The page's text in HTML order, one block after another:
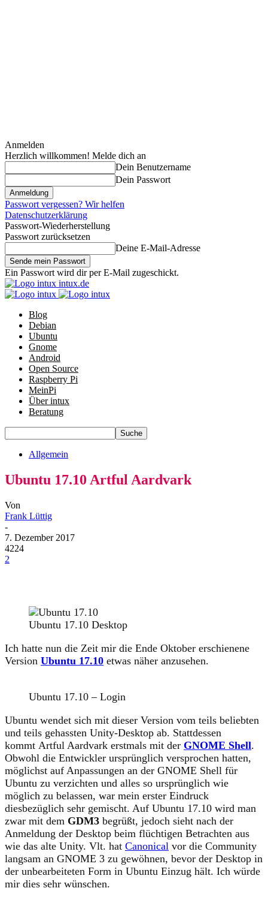
Anmelden
Herzlich willkommen! Melde dich an
Dein Benutzername
Dein Passwort
Passwort vergessen? Wir helfen
Datenschutzerklärung
Passwort-Wiederherstellung
Passwort zurücksetzen
Deine E-Mail-Adresse
Ein Passwort wird dir per E-Mail zugeschickt.
intux.de
Blog
Debian
Ubuntu
Gnome
Android
Open Source
Raspberry Pi
MeinPi
Über intux
Beratung
Allgemein
Ubuntu 17.10 Artful Aardvark
Von
Frank Lüttig
-
7. Dezember 2017
4224
2
Ubuntu 17.10 Desktop
Ich hatte nun die Zeit mir die Ende Oktober erschienene
Version Ubuntu 17.10 etwas näher anzusehen.
Ubuntu 17.10 – Login
Ubuntu wendet sich mit dieser Version vom teils beliebten
und teils gehassten Unity-Desktop ab. Stattdessen
kommt Artful Aardvark erstmals mit der GNOME Shell.
Obwohl die Entwickler ursprünglich versprochen hatten,
möglichst auf Anpassungen an der GNOME Shell für
Ubuntu zu verzichten und alles so ursprünglich wie
möglich zu belassen, war mein erster Eindruck
diesbezüglich sehr gemischt. Auf Ubuntu 17.10 wird man
zwar mit dem GDM3 begrüßt, jedoch sieht nach der
Anmeldung der Desktop beim flüchtigen Betrachten aus
wie das alte Unity. Vlt. hat Canonical vor die Community
langsam an GNOME 3 zu gewöhnen, bevor der Desktop in
der unbearbeiteten Form in Ubuntu Einzug hält. Ich würde
mir dies sehr wünschen.